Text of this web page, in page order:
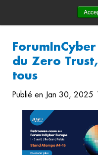
du Zero
tous
Publié en Jan 30,